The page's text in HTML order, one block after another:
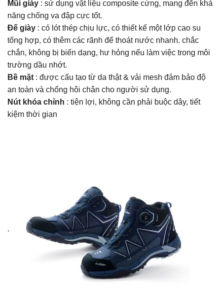
Mũi giày : sử dụng vật liệu composite cứng, mang đến khả
năng chống va đập cực tốt.
Đế giày : có lót thép chịu lực, có thiết kế một lớp cao su
tổng hợp, có thêm các rãnh để thoát nước nhanh. chắc
chắn, không bị biến dạng, hư hỏng nếu làm việc trong môi
trường dầu nhớt.
Bề mặt : được cấu tạo từ da thật & vải mesh đảm bảo độ
an toàn và chống hôi chân cho người sử dụng.
Nút khóa chỉnh : tiện lợi, không cần phải buộc dây, tiết
kiệm thời gian
.